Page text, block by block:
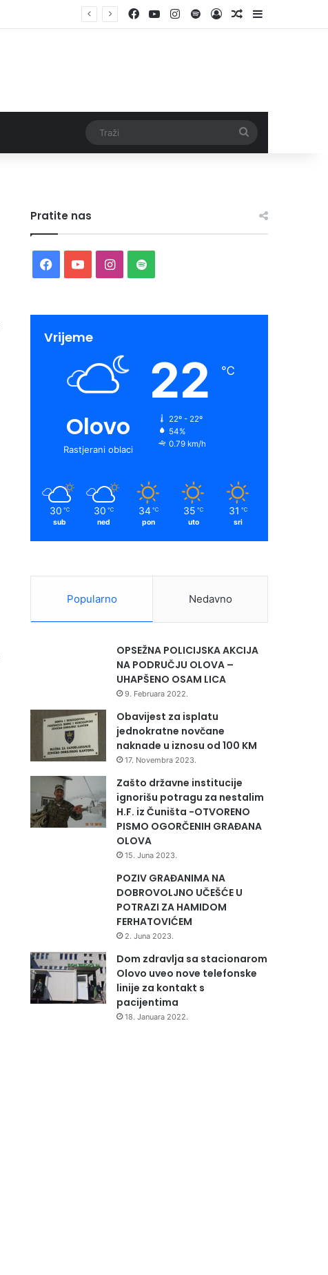
Facebook
YouTubeInstagram
SpotifyLog InRandom Article
Sidebar
Pratite nas
Facebook
YouTubeInstagram
Spotify
Vrijeme
Olovo
Rastjerani oblaci
22 ℃
22º - 22º
54%
0.79 km/h
30 ℃
sub
30 ℃
ned
34 ℃
pon
35 ℃
uto
31 ℃
sri
Popularno Nedavno
OPSEŽNA POLICIJSKA AKCIJA
NA PODRUČJU OLOVA –
UHAPŠENO OSAM LICA
9. Februara 2022.
Obavijest za isplatu
jednokratne novčane
naknade u iznosu od 100 KM
17. Novembra 2023.
Zašto državne institucije
ignorišu potragu za nestalim
H.F. iz Čuništa -OTVORENO
PISMO OGORČENIH GRAĐANA
OLOVA
15. Juna 2023.
POZIV GRAĐANIMA NA
DOBROVOLJNO UČEŠĆE U
POTRAZI ZA HAMIDOM
FERHATOVIĆEM
2. Juna 2023.
Dom zdravlja sa stacionarom
Olovo uveo nove telefonske
linije za kontakt s
pacijentima
18. Januara 2022.